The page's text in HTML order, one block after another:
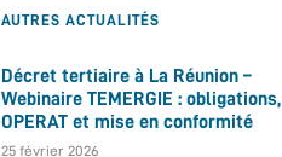
AUTRES ACTUALITÉS
Décret tertiaire à La Réunion –
Webinaire TEMERGIE : obligations,
OPERAT et mise en conformité
25 février 2026